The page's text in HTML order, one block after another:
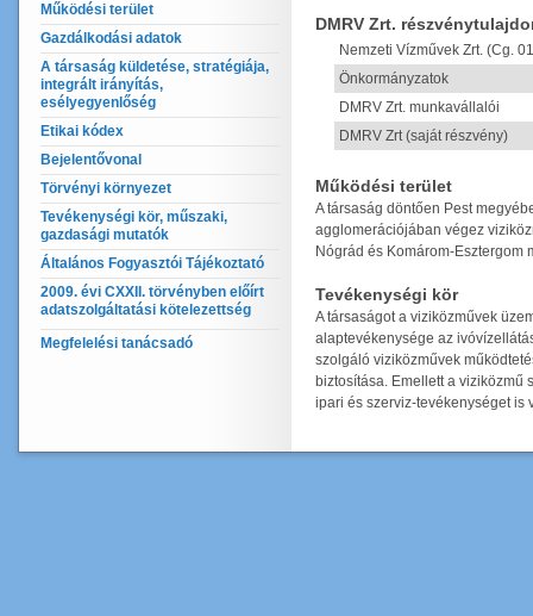
Működési terület
Gazdálkodási adatok
A társaság küldetése, stratégiája,
integrált irányítás,
esélyegyenlőség
Etikai kódex
Bejelentővonal
Törvényi környezet
Tevékenységi kör, műszaki,
gazdasági mutatók
Általános Fogyasztói Tájékoztató
2009. évi CXXII. törvényben előírt
adatszolgáltatási kötelezettség
Megfelelési tanácsadó
DMRV Zrt.
Nemzeti Vízművek Zrt. (Cg.
Önkormányzatok
DMRV Zrt. munkavállalói
DMRV Zrt (saját részvény)
Működési terület
A társaság döntően Pest
agglomerációjában végez
Nógrád és Komárom-Esztergom
Tevékenységi kör
A társaságot a viziközművek
alaptevékenysége az
szolgáló viziközművek
biztosítása. Emellett a viziközmű
ipari és szerviz-tevékenységet is